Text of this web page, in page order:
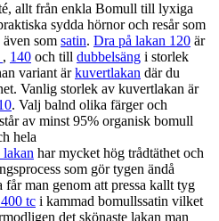
allt från enkla Bomull till lyxiga
sydda hörnor och resår som
som satin. Dra på lakan 120 är
, 140 och till dubbelsäng i storlek
variant ärkuvertlakan där du
Vanlig storlek av kuvertlakan är
. Valj balnd olika färger och
av minst 95% organisk bomull
hela
lakan har mycket hög trådtäthet och
som gör tygen ändå
man genom att pressa kallt tyg
tc i kammad bomullssatin vilket
det skönaste lakan man